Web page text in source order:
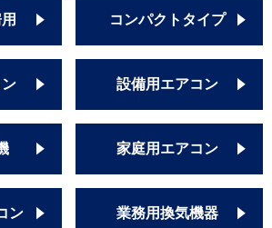
コンパクトタイプ
設備用エアコン
家庭用エアコン
ン 業務用換気機器